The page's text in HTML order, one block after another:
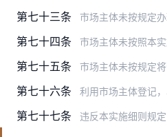
第七十三条 市场主体未按规定办理备案的，由登
第七十四条 市场主体未按照本实施细则第四十二条规定公示
第七十五条 市场主体未按规定将营业执照置于住所（主要经营场所、
第七十六条 利用市场主体登记，牟取非法利益，扰乱市场秩序，危害国家安全、社会
第七十七条 违反本实施细则规定，登记机关确定罚款幅